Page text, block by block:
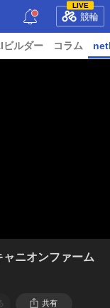
LIVE
競輪
ビルダー コラム
ニオンファーム
共有